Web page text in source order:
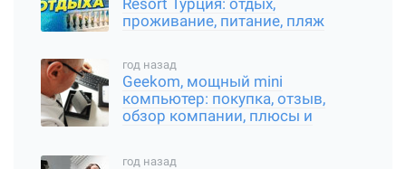
Resort Турция: отдых,
проживание, питание, пляж
год назад
Geekom, мощный mini
компьютер: покупка, отзыв,
обзор компании, плюсы и
год назад